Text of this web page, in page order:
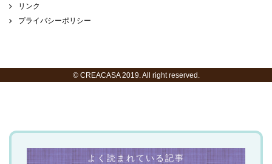
よく読まれている記事
リンク
プライバシーポリシー
© CREACASA 2019. All right reserved.